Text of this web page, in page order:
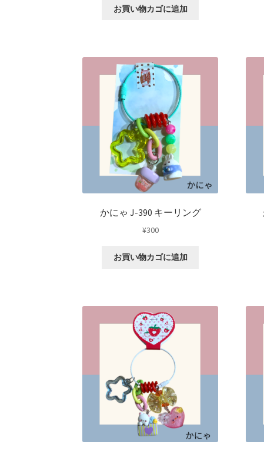
お買い物カゴに追加
かにゃ J-390 キーリング
¥300
お買い物カゴに追加